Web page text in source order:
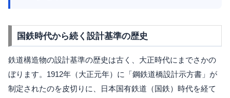
国鉄時代から続く設計基準の歴史
鉄道構造物の設計基準の歴史は古く、大正時代にまでさかの
ぼります。1912年（大正元年）に「鋼鉄道橋設計示方書」が
制定されたのを皮切りに、日本国有鉄道（国鉄）時代を経て